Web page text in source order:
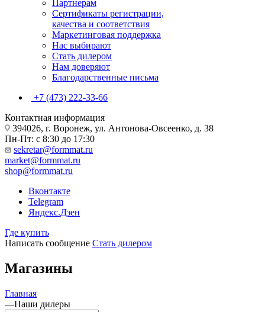
Партнерам
Сертификаты регистрации,
качества и соответствия
Маркетинговая поддержка
Нас выбирают
Стать дилером
Нам доверяют
Благодарственные письма
+7 (473) 222-33-66
Контактная информация
394026, г. Воронеж, ул. Антонова-Овсеенко, д. 38
Пн-Пт: с 8:30 до 17:30
sekretar@formmat.ru
market@formmat.ru
shop@formmat.ru
Вконтакте
Telegram
Яндекс.Дзен
Где купить
Написать сообщение Стать дилером
Магазины
Главная
—Наши дилеры